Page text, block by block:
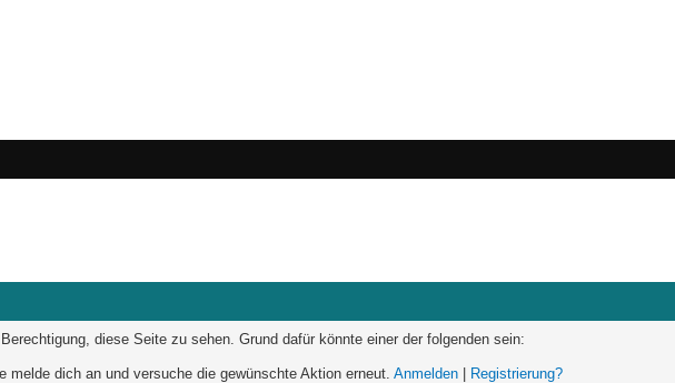
diese Seite zu sehen. Grund dafür könnte einer der folgenden sein:
melde dich an und versuche die gewünschte Aktion erneut. Anmelden
Registrierung?